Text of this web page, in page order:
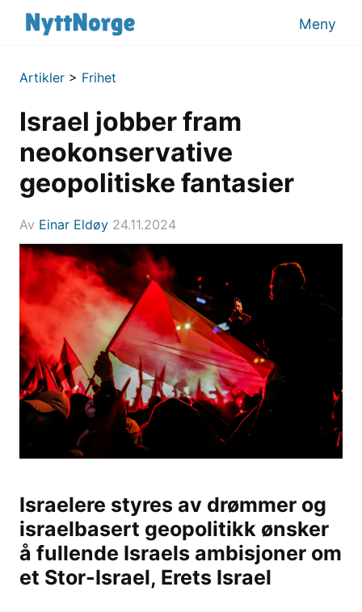
Meny
Artikler > Frihet
Israel jobber fram
neokonservative
geopolitiske fantasier
Av Einar Eldøy 24.11.2024
Israelere styres av drømmer og
israelbasert geopolitikk ønsker
å fullende Israels ambisjoner om
et Stor-Israel, Erets Israel